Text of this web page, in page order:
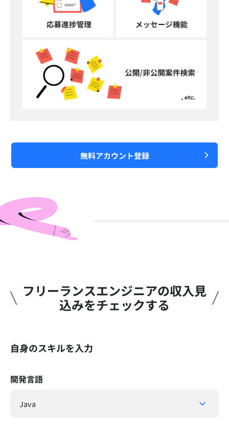
無料アカウント登録
フリーランスエンジニアの収入見
込みをチェックする​
自身のスキルを入力
開発言語